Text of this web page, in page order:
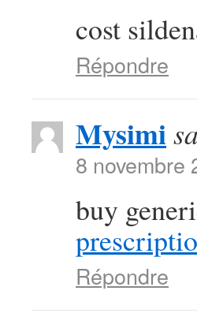
cost
Répondre
Mysimi
8 novembre
buy
Répondre